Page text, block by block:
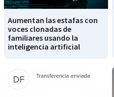
Aumentan las estafas con
voces clonadas de
familiares usando la
inteligencia artificial